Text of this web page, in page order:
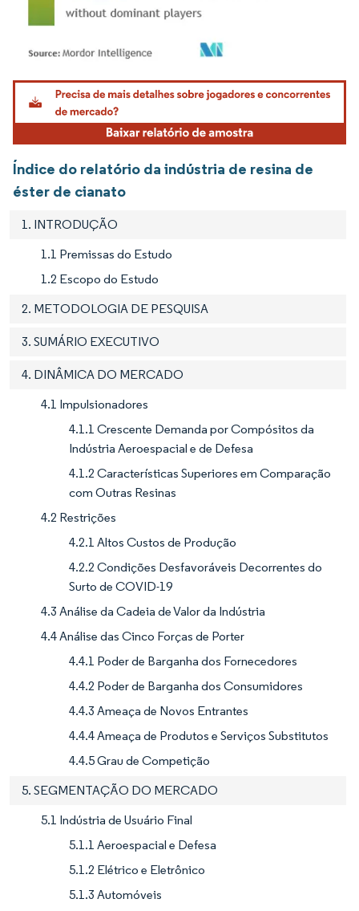
Imagem © Mordor Intelligence. O reuso requer atribuição conforme CC BY 4.0.
Índice do relatório da indústria de resina de
éster de cianato
1. INTRODUÇÃO
1.1 Premissas do Estudo
1.2 Escopo do Estudo
2. METODOLOGIA DE PESQUISA
3. SUMÁRIO EXECUTIVO
4. DINÂMICA DO MERCADO
4.1 Impulsionadores
4.1.1 Crescente Demanda por Compósitos da
Indústria Aeroespacial e de Defesa
4.1.2 Características Superiores em Comparação
com Outras Resinas
4.2 Restrições
4.2.1 Altos Custos de Produção
4.2.2 Condições Desfavoráveis Decorrentes do
Surto de COVID-19
4.3 Análise da Cadeia de Valor da Indústria
4.4 Análise das Cinco Forças de Porter
4.4.1 Poder de Barganha dos Fornecedores
4.4.2 Poder de Barganha dos Consumidores
4.4.3 Ameaça de Novos Entrantes
4.4.4 Ameaça de Produtos e Serviços Substitutos
4.4.5 Grau de Competição
5. SEGMENTAÇÃO DO MERCADO
5.1 Indústria de Usuário Final
5.1.1 Aeroespacial e Defesa
5.1.2 Elétrico e Eletrônico
5.1.3 Automóveis